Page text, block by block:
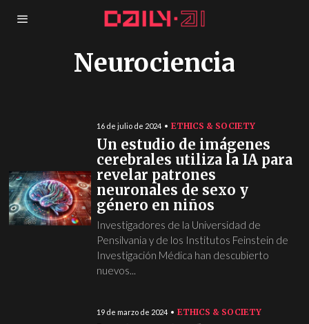
Neurociencia
16 de julio de 2024 ETHICS & SOCIETY
Un estudio de imágenes
cerebrales utiliza la IA para
revelar patrones
neuronales de sexo y
género en niños
Investigadores de la Universidad de
Pensilvania y de los Institutos Feinstein de
Investigación Médica han descubierto
nuevos...
19 de marzo de 2024 ETHICS & SOCIETY